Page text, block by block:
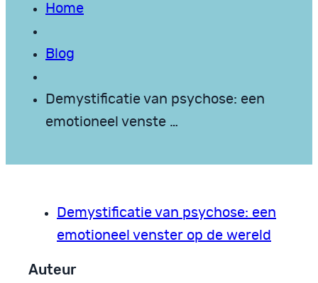
Home
Blog
Demystificatie van psychose: een
emotioneel venste …
Demystificatie van psychose: een
emotioneel venster op de wereld
Auteur